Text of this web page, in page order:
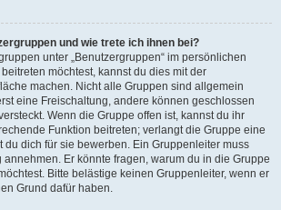
und wie trete ich ihnen bei?
unter „Benutzergruppen“ im persönlichen
möchtest, kannst du dies mit der
machen. Nicht alle Gruppen sind allgemein
eine Freischaltung, andere können geschlossen
Wenn die Gruppe offen ist, kannst du ihr
Funktion beitreten; verlangt die Gruppe eine
du dich für sie bewerben. Ein Gruppenleiter muss
Er könnte fragen, warum du in die Gruppe
Bitte belästige keinen Gruppenleiter, wenn er
Grund dafür haben.